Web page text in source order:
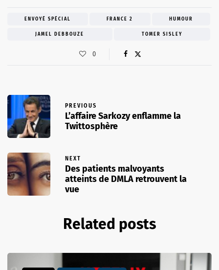
ENVOYÉ SPÉCIAL FRANCE 2 HUMOUR
JAMEL DEBBOUZE TOMER SISLEY
0
PREVIOUS
L’affaire Sarkozy enflamme la
Twittosphère
NEXT
Des patients malvoyants
atteints de DMLA retrouvent la
vue
Related posts